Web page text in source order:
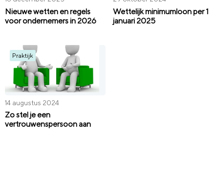
Nieuwe wetten en regels
voor ondernemers in 2026
Wettelijk minimumloon per 1
januari 2025
Praktijk
14 augustus 2024
Zo stel je een
vertrouwenspersoon aan